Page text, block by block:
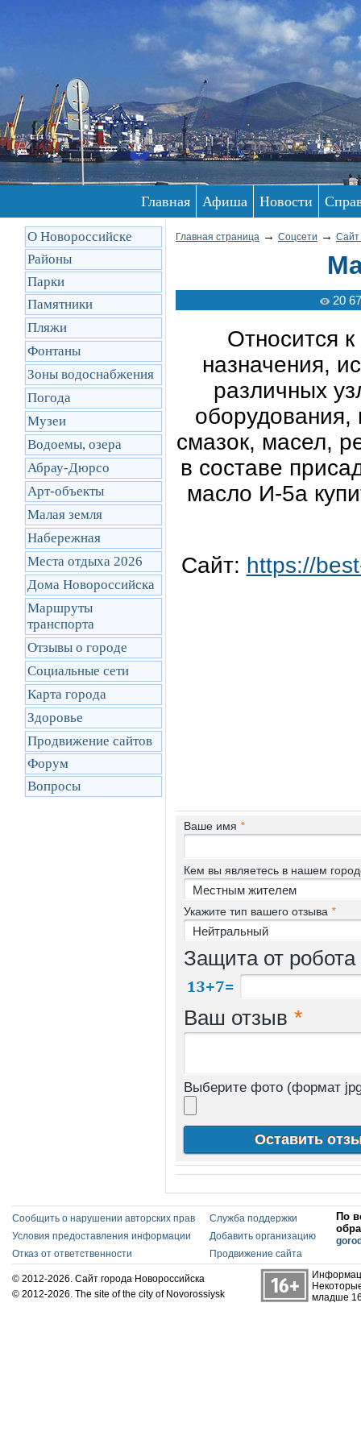
Главная Афиша Новости
О Новороссийске
Районы
Парки
Памятники
Пляжи
Фонтаны
Зоны водоснабжения
Погода
Музеи
Водоемы, озера
Абрау-Дюрсо
Арт-объекты
Малая земля
Набережная
Места отдыха 2026
Дома Новороссийска
Маршруты
транcпорта
Отзывы о городе
Социальные сети
Карта города
Здоровье
Продвижение сайтов
Форум
Вопросы
Главная страница → Соцсети → Сайт
20
Относится
назначения,
различных
оборудования,
смазок, масел,
в составе
масло И-5а
Сайт: https://
Ваше имя *
Кем вы являетесь в нашем
Укажите тип вашего отзыва *
Защита от робота
Ваш отзыв *
Выберите фото (формат
Сообщить о нарушении авторских прав
Условия предоставления информации
Отказ от ответственности
Служба поддержки
Добавить организацию
Продвижение сайта
По
© 2012-2026. Сайт города Новороссийска
© 2012-2026. The site of the city of Novorossiysk
младше